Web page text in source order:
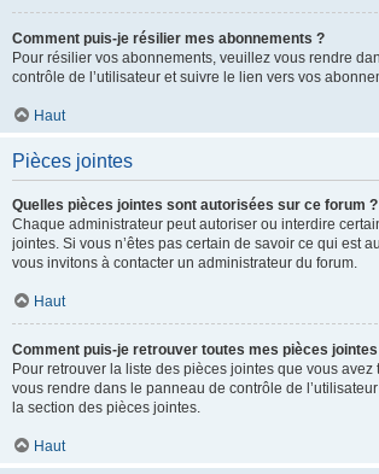
Comment puis-je résilier mes abonnements ?
Pour résilier vos abonnements, veuillez vous rendre
contrôle de l’utilisateur et suivre le lien vers vos
Haut
Pièces jointes
Quelles pièces jointes sont autorisées sur ce forum ?
Chaque administrateur peut autoriser ou interdire
jointes. Si vous n’êtes pas certain de savoir ce qui est
vous invitons à contacter un administrateur du forum.
Haut
Comment puis-je retrouver toutes mes pièces
Pour retrouver la liste des pièces jointes que vous
vous rendre dans le panneau de contrôle de
la section des pièces jointes.
Haut